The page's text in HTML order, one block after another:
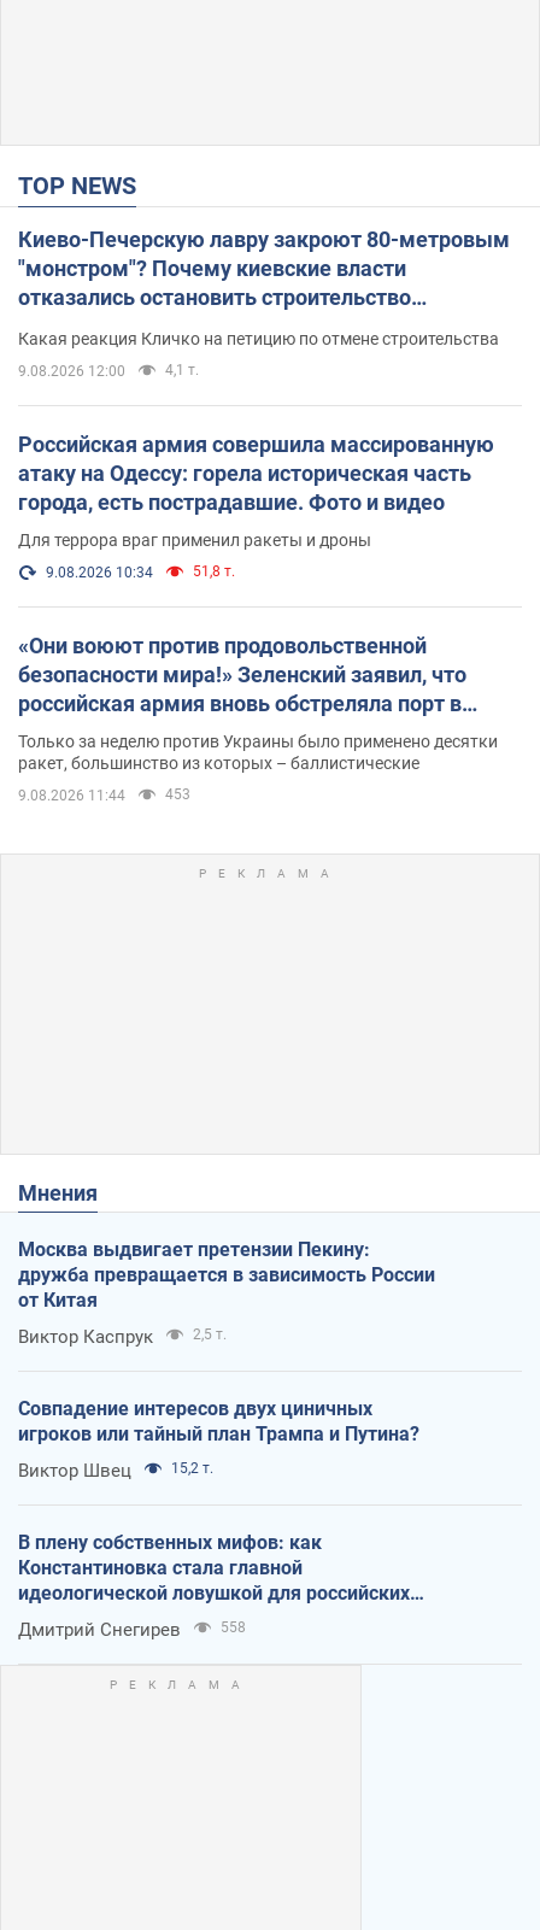
TOP NEWS
Киево-Печерскую лавру закроют 80-метровым
"монстром"? Почему киевские власти
отказались остановить строительство
Какая реакция Кличко на петицию по отмене строительства
9.08.2026 12:00 4,1 т.
Российская армия совершила массированную
атаку на Одессу: горела историческая часть
города, есть пострадавшие. Фото и видео
Для террора враг применил ракеты и дроны
9.08.2026 10:34 51,8 т.
«Они воюют против продовольственной
безопасности мира!» Зеленский заявил, что
российская армия вновь обстреляла порт в
Одессе
Только за неделю против Украины было применено десятки
ракет, большинство из которых – баллистические
9.08.2026 11:44 453
Мнения
Москва выдвигает претензии Пекину:
дружба превращается в зависимость России
от Китая
Виктор Каспрук 2,5 т.
Совпадение интересов двух циничных
игроков или тайный план Трампа и Путина?
Виктор Швец 15,2 т.
В плену собственных мифов: как
Константиновка стала главной
идеологической ловушкой для российских
оккупантов
Дмитрий Снегирев 558